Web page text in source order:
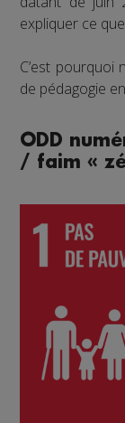
expliquer ce
C’est
de pédagogie
ODD
/ faim «